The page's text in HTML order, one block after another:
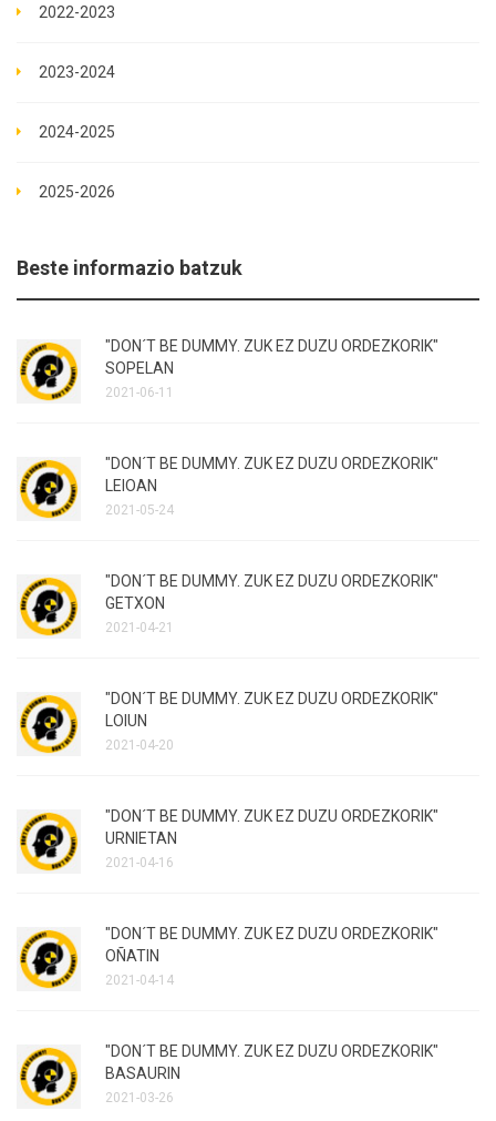
2022-2023
2023-2024
2024-2025
2025-2026
Beste informazio batzuk
"DON´T BE DUMMY. ZUK EZ DUZU ORDEZKORIK"
SOPELAN
2021-06-11
"DON´T BE DUMMY. ZUK EZ DUZU ORDEZKORIK"
LEIOAN
2021-05-24
"DON´T BE DUMMY. ZUK EZ DUZU ORDEZKORIK"
GETXON
2021-04-21
"DON´T BE DUMMY. ZUK EZ DUZU ORDEZKORIK"
LOIUN
2021-04-20
"DON´T BE DUMMY. ZUK EZ DUZU ORDEZKORIK"
URNIETAN
2021-04-16
"DON´T BE DUMMY. ZUK EZ DUZU ORDEZKORIK"
OÑATIN
2021-04-14
"DON´T BE DUMMY. ZUK EZ DUZU ORDEZKORIK"
BASAURIN
2021-03-26